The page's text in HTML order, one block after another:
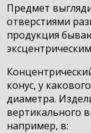
Предмет
отверстиями
продукция
конус, у
диаметра.
вертикального
например, в: